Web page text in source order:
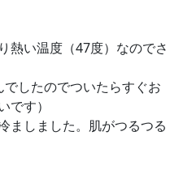
熱い温度（47度）なのでさ
でしたのでついたらすぐお
です）
ましました。肌がつるつる